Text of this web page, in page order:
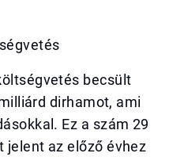
becsült
dirhamot, ami
Ez a szám 29
jelent az előző évhez